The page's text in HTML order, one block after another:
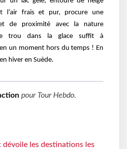
l’air frais et pur, procure une
de proximité avec la nature
trou dans la glace suffit à
un moment hors du temps ! En
hiver en Suède.
pour Tour Hebdo.
dévoile les destinations les